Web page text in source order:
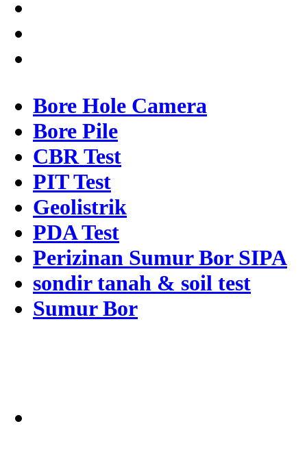
Bore Hole Camera
Bore Pile
CBR Test
PIT Test
Geolistrik
PDA Test
Perizinan Sumur Bor SIPA
sondir tanah & soil test
Sumur Bor